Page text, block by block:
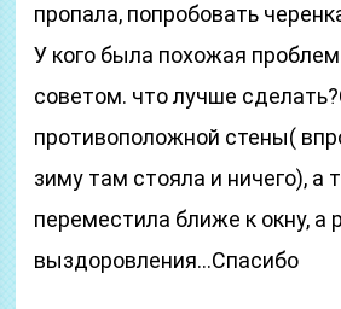
пропала, попробовать
У кого была похожая
советом. что лучше
противоположной стены(
зиму там стояла и ничего), а
переместила ближе к окну, а
выздоровления…Спасибо